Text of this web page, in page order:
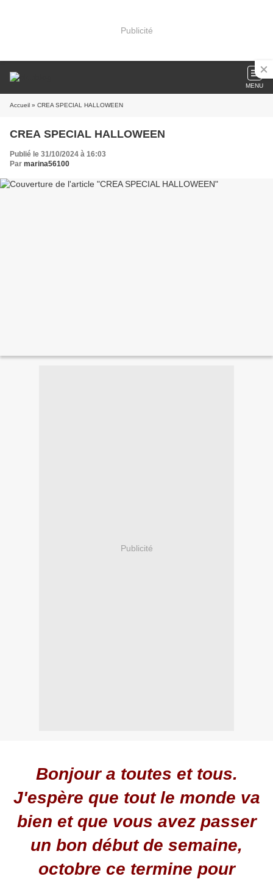
Publicité
MENU
Accueil » CREA SPECIAL HALLOWEEN
CREA SPECIAL HALLOWEEN
Publié le 31/10/2024 à 16:03
Par marina56100
Publicité
Bonjour a toutes et tous.
J'espère que tout le monde va
bien et que vous avez passer
un bon début de semaine,
octobre ce termine pour